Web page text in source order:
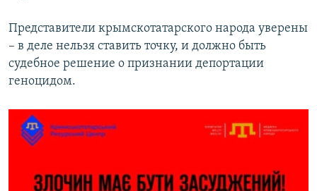
Представители крымскотатарского народа уверены
– в деле нельзя ставить точку, и должно быть
судебное решение о признании депортации
геноцидом.